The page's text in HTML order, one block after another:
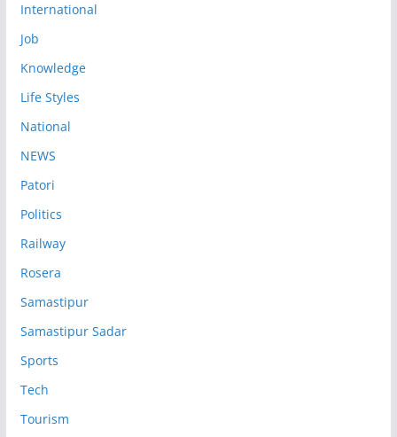
International
Job
Knowledge
Life Styles
National
NEWS
Patori
Politics
Railway
Rosera
Samastipur
Samastipur Sadar
Sports
Tech
Tourism